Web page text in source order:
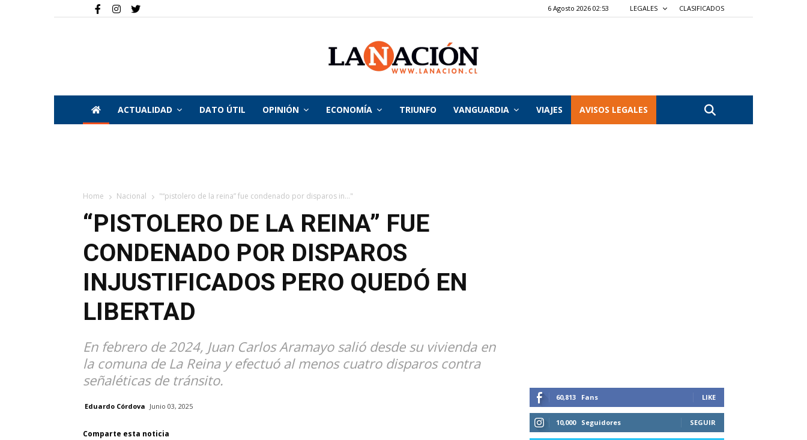
6 Agosto 2026 02:53 LEGALES CLASIFICADOS
La
ACTUALIDAD DATO ÚTIL OPINIÓN ECONOMÍA TRIUNFO VANGUARDIA VIAJES AVISOS LEGALES
Home Nacional "“pistolero de la reina” fue condenado por disparos in..."
“PISTOLERO DE LA REINA” FUE
CONDENADO POR DISPAROS
INJUSTIFICADOS PERO QUEDÓ EN
LIBERTAD
En febrero de 2024, Juan Carlos Aramayo salió desde su vivienda en
la comuna de La Reina y efectuó al menos cuatro disparos contra
señaléticas de tránsito.
Eduardo Córdova Junio 03, 2025
Comparte esta noticia
60,813 Fans LIKE
10,000 Seguidores SEGUIR